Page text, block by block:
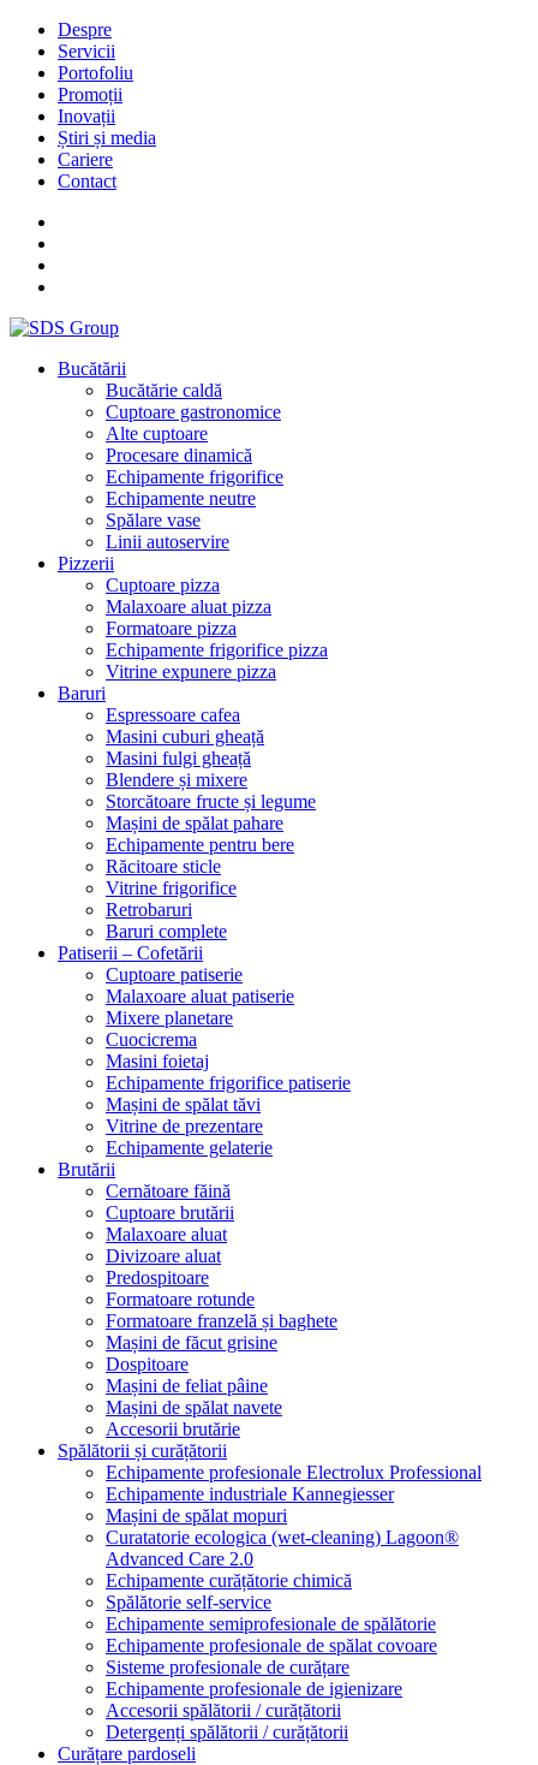
Despre
Servicii
Portofoliu
Promoții
Inovații
Știri și media
Cariere
Contact
Bucătării
Bucătărie caldă
Cuptoare gastronomice
Alte cuptoare
Procesare dinamică
Echipamente frigorifice
Echipamente neutre
Spălare vase
Linii autoservire
Pizzerii
Cuptoare pizza
Malaxoare aluat pizza
Formatoare pizza
Echipamente frigorifice pizza
Vitrine expunere pizza
Baruri
Espressoare cafea
Masini cuburi gheață
Masini fulgi gheață
Blendere și mixere
Storcătoare fructe și legume
Mașini de spălat pahare
Echipamente pentru bere
Răcitoare sticle
Vitrine frigorifice
Retrobaruri
Baruri complete
Patiserii – Cofetării
Cuptoare patiserie
Malaxoare aluat patiserie
Mixere planetare
Cuocicrema
Masini foietaj
Echipamente frigorifice patiserie
Mașini de spălat tăvi
Vitrine de prezentare
Echipamente gelaterie
Brutării
Cernătoare făină
Cuptoare brutării
Malaxoare aluat
Divizoare aluat
Predospitoare
Formatoare rotunde
Formatoare franzelă și baghete
Mașini de făcut grisine
Dospitoare
Mașini de feliat pâine
Mașini de spălat navete
Accesorii brutărie
Spălătorii și curățătorii
Echipamente profesionale Electrolux Professional
Echipamente industriale Kannegiesser
Mașini de spălat mopuri
Curatatorie ecologica (wet-cleaning) Lagoon®
Advanced Care 2.0
Echipamente curățătorie chimică
Spălătorie self-service
Echipamente semiprofesionale de spălătorie
Echipamente profesionale de spălat covoare
Sisteme profesionale de curățare
Echipamente profesionale de igienizare
Accesorii spălătorii / curățătorii
Detergenți spălătorii / curățătorii
Curățare pardoseli